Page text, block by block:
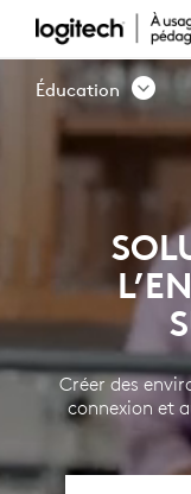
POUR
Éducation
Créer des
connexion et